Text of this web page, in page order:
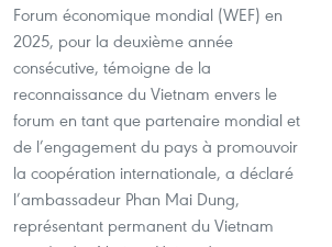
Forum économique mondial (WEF) en
2025, pour la deuxième année
consécutive, témoigne de la
reconnaissance du Vietnam envers le
forum en tant que partenaire mondial et
de l’engagement du pays à promouvoir
la coopération internationale, a déclaré
l’ambassadeur Phan Mai Dung,
représentant permanent du Vietnam